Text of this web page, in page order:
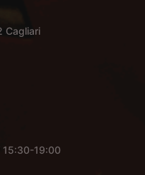
Cagliari
15:30-19:00